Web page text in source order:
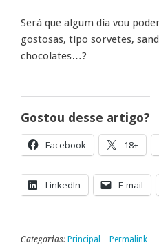
Será que algum dia vou
gostosas, tipo sorvetes,
chocolates…?
Gostou desse artigo?
Facebook 18+
LinkedIn E-mail
Categorias: Principal Permalink